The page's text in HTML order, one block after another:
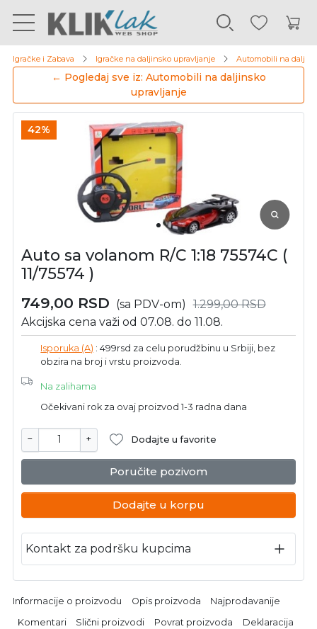
Igračke i Zabava Igračke na daljinsko upravljanje Automobili na
← Pogledaj sve iz: Automobili na daljinsko
upravljanje
42%
Auto sa volanom R/C 1:18 75574C (
11/75574 )
749,00 RSD (sa PDV-om) 1.299,00RSD
Akcijska cena važi od 07.08. do 11.08.
Isporuka (A) : 499rsd za celu porudžbinu u Srbiji, bez
obzira na broj i vrstu proizvoda.
Na zalihama
Očekivani rok za ovaj proizvod 1-3 radna dana
− + Dodajte u favorite
Poručite pozivom
Dodajte u korpu
Kontakt za podršku kupcima
Informacije o proizvodu Opis proizvoda Najprodavanije
Komentari Slični proizvodi Povrat proizvoda Deklaracija